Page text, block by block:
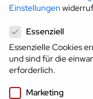
Einstellungen
Essenziell
Essenzielle Cookies
und sind für die
erforderlich.
Marketing